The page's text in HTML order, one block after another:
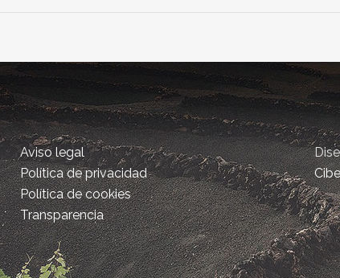
Aviso legal
Política de privacidad
Política de cookies
Transparencia